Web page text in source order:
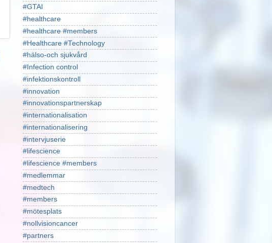
#GTAI
#healthcare
#healthcare #members
#Healthcare #Technology
#hälso-och sjukvård
#Infection control
#infektionskontroll
#innovation
#innovationspartnerskap
#internationalisation
#internationalisering
#intervjuserie
#lifescience
#lifescience #members
#medlemmar
#medtech
#members
#mötesplats
#nollvisioncancer
#partners